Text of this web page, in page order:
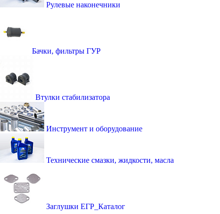
Рулевые наконечники
Бачки, фильтры ГУР
Втулки стабилизатора
Инструмент и оборудование
Технические смазки, жидкости, масла
Заглушки ЕГР_Каталог